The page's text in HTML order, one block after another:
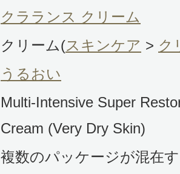
クラランス クリーム
クリーム(スキンケア > ク
うるおい
Multi-Intensive Super
Cream (Very Dry Skin)
複数のパッケージが混在